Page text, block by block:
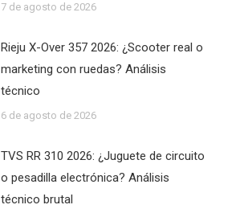
7 de agosto de 2026
Rieju X-Over 357 2026: ¿Scooter real o
marketing con ruedas? Análisis
técnico
6 de agosto de 2026
TVS RR 310 2026: ¿Juguete de circuito
o pesadilla electrónica? Análisis
técnico brutal